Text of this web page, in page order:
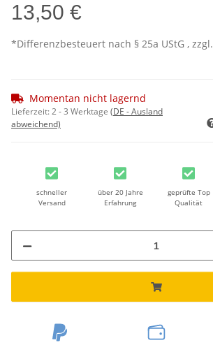
13,50 €
*Differenzbesteuert nach § 25a UStG , zzgl.
Momentan nicht lagernd
Lieferzeit:2 - 3 Werktage (DE - Ausland
abweichend)
schneller
Versand
über 20 Jahre
Erfahrung
geprüfte Top
Qualität